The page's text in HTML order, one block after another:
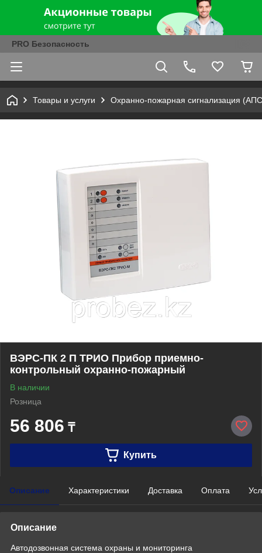
PRO Безопасность
Товары и услуги Охранно-пожарная сигнализация
ВЭРС-ПК 2 П ТРИО Прибор приемно-
контрольный охранно-пожарный
В наличии
Розница
56 806 ₸
Купить
Описание Характеристики Доставка Оплата
Описание
Автодозвонная система охраны и мониторинга